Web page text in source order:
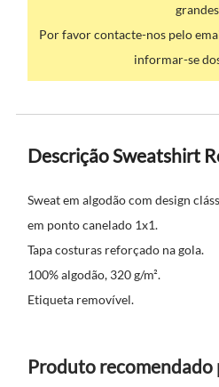
Por favor contacte-nos pelo
informar-se
Descrição Sweatshirt
Sweat em algodão com design
em ponto canelado 1x1.
Tapa costuras reforçado na gola.
100% algodão, 320 g/m².
Etiqueta removível.
Produto recomendado